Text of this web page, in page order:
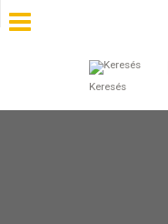
Keresés
SZÁLLÁSOK
BEJEGYZÉSEK